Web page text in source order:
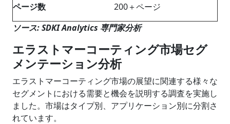
ページ数
200＋ページ
ソース: SDKI Analytics 専門家分析
エラストマーコーティング市場セグ
メンテーション分析
エラストマーコーティング市場の展望に関連する様々な
セグメントにおける需要と機会を説明する調査を実施し
ました。市場はタイプ別、アプリケーション別に分割さ
れています。